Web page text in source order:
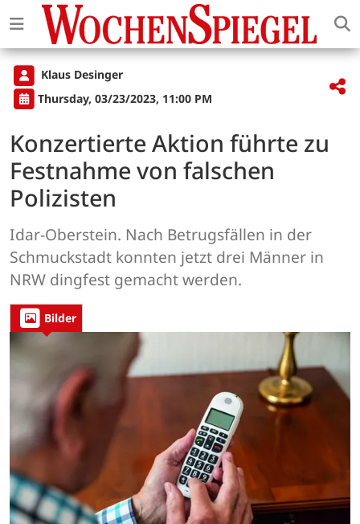
Klaus Desinger
Thursday, 03/23/2023, 11:00 PM
Konzertierte Aktion führte zu
Festnahme von falschen
Polizisten
Idar-Oberstein. Nach Betrugsfällen in der
Schmuckstadt konnten jetzt drei Männer in
NRW dingfest gemacht werden.
Bilder